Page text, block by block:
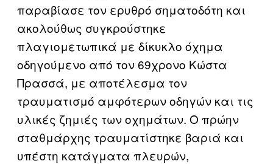
παραβίασε τον ερυθρό σηματοδότη και
ακολούθως συγκρούστηκε
πλαγιομετωπικά με δίκυκλο όχημα
οδηγούμενο από τον 69χρονο Κώστα
Πρασσά, με αποτέλεσμα τον
τραυματισμό αμφότερων οδηγών και τις
υλικές ζημιές των οχημάτων. Ο πρώην
σταθμάρχης τραυματίστηκε βαριά και
υπέστη κατάγματα πλευρών,